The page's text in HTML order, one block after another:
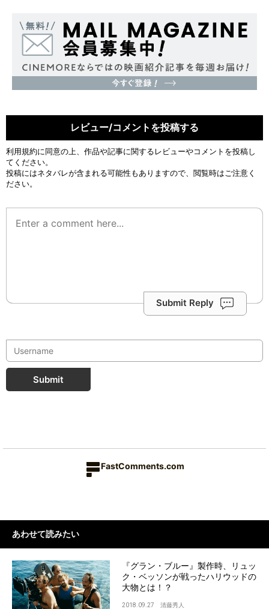
レビュー/コメントを投稿する
利用規約に同意の上、作品や記事に関するレビューやコメントを投稿し
てください。
投稿にはネタバレが含まれる可能性もありますので、閲覧時はご注意く
ださい。
Submit Reply
Submit
FastComments.com
あわせて読みたい
『グラン・ブルー』製作時、リュッ
ク・ベッソンが戦ったハリウッドの
大物とは！？
2018.09.27 清藤秀人